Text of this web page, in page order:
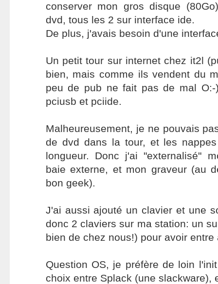
conserver mon gros disque
dvd, tous les 2 sur interface ide.
De plus, j'avais besoin d'une
Un petit tour sur internet chez it2l
bien, mais comme ils vendent du
peu de pub ne fait pas de mal
pciusb et pciide.
Malheureusement, je ne pouvais
de dvd dans la tour, et les
longueur. Donc j'ai "externalisé"
baie externe, et mon graveur (au
bon geek).
J'ai aussi ajouté un clavier et une
donc 2 claviers sur ma station: un
bien de chez nous!) pour avoir
Question OS, je préfère de loin
choix entre Splack (une slackware),